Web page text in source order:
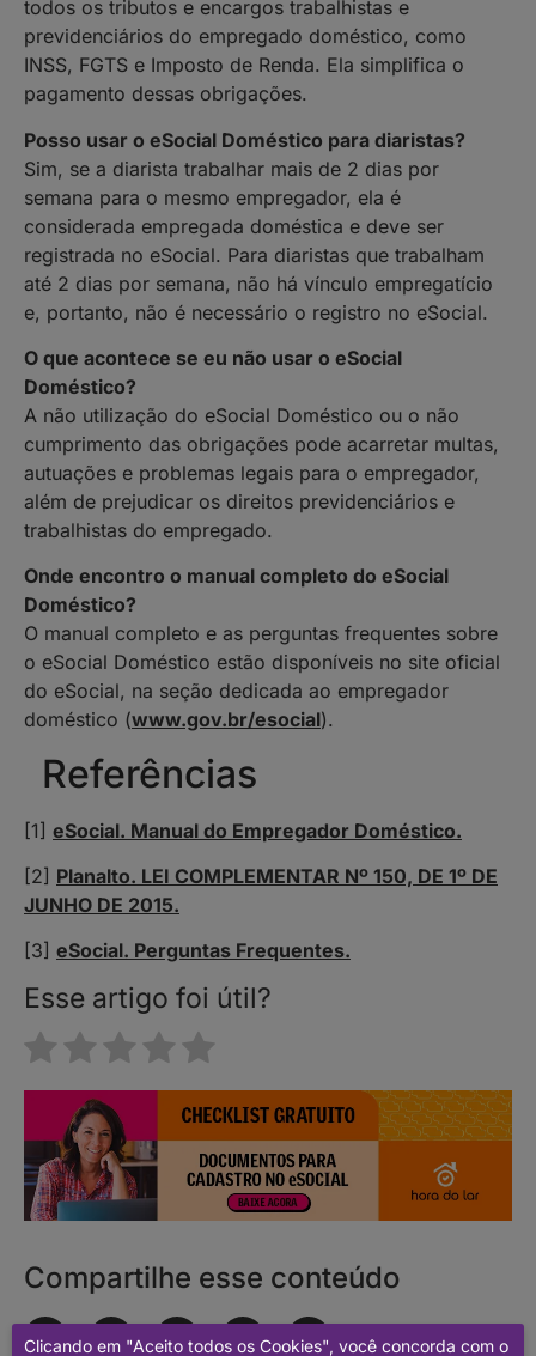
Clicando em "Aceito todos os Cookies", você concorda com o
todos os tributos e encargos trabalhistas e
previdenciários do empregado doméstico, como
INSS, FGTS e Imposto de Renda. Ela simplifica o
pagamento dessas obrigações.
Posso usar o eSocial Doméstico para diaristas?
Sim, se a diarista trabalhar mais de 2 dias por
semana para o mesmo empregador, ela é
considerada empregada doméstica e deve ser
registrada no eSocial. Para diaristas que trabalham
até 2 dias por semana, não há vínculo empregatício
e, portanto, não é necessário o registro no eSocial.
O que acontece se eu não usar o eSocial
Doméstico?
A não utilização do eSocial Doméstico ou o não
cumprimento das obrigações pode acarretar multas,
autuações e problemas legais para o empregador,
além de prejudicar os direitos previdenciários e
trabalhistas do empregado.
Onde encontro o manual completo do eSocial
Doméstico?
O manual completo e as perguntas frequentes sobre
o eSocial Doméstico estão disponíveis no site oficial
do eSocial, na seção dedicada ao empregador
doméstico (www.gov.br/esocial).
Referências
[1] eSocial. Manual do Empregador Doméstico.
[2] Planalto. LEI COMPLEMENTAR Nº 150, DE 1º DE
JUNHO DE 2015.
[3] eSocial. Perguntas Frequentes.
Esse artigo foi útil?
Compartilhe esse conteúdo